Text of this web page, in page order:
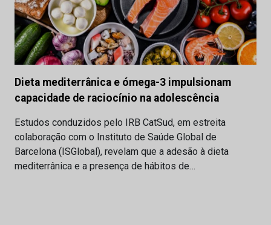
Dieta mediterrânica e ómega-3 impulsionam
capacidade de raciocínio na adolescência
Estudos conduzidos pelo IRB CatSud, em estreita
colaboração com o Instituto de Saúde Global de
Barcelona (ISGlobal), revelam que a adesão à dieta
mediterrânica e a presença de hábitos de…